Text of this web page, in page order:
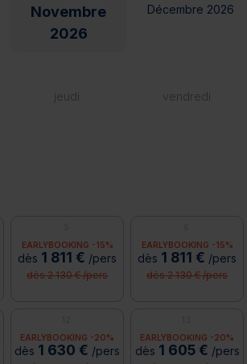
jeudi vendredi
EARLYBOOKING -15%
dès 1 811 € /pers
dès 2 130 € /pers
EARLYBOOKING -15%
dès 1 811 € /pers
dès 2 130 € /pers
EARLYBOOKING -20%
dès 1 630 € /pers
EARLYBOOKING -20%
dès 1 605 € /pers
Novembre
2026
Décembre 2026